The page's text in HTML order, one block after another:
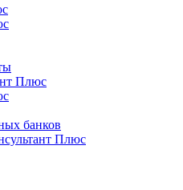
Плюс
банков
Плюс